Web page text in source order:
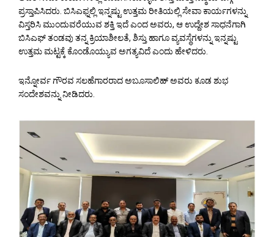
ಪ್ರಸ್ತಾಪಿಸಿದರು. ಬಿಸಿಎಫ್ನಲ್ಲಿ ಇನ್ನಷ್ಟು ಉತ್ತಮ ರೀತಿಯಲ್ಲಿ ಸೇವಾ ಕಾರ್ಯಗಳನ್ನು
ವಿಸ್ತರಿಸಿ ಮುಂದುವರೆಯುವ ಶಕ್ತಿ ಇದೆ ಎಂದ ಅವರು, ಆ ಉದ್ದೇಶ ಸಾಧನೆಗಾಗಿ
ಬಿಸಿಎಫ್ ತಂಡವು ತನ್ನ ಕ್ರಿಯಾಶೀಲತೆ, ಶಿಸ್ತು ಹಾಗೂ ವ್ಯವಸ್ಥೆಗಳನ್ನು ಇನ್ನಷ್ಟು
ಉತ್ತಮ ಮಟ್ಟಕ್ಕೆ ಕೊಂಡೊಯ್ಯುವ ಅಗತ್ಯವಿದೆ ಎಂದು ಹೇಳಿದರು.
ಇನ್ನೋರ್ವ ಗೌರವ ಸಲಹೆಗಾರರಾದ ಅಬೂಸಾಲಿಹ್ ಅವರು ಕೂಡ ಶುಭ
ಸಂದೇಶವನ್ನು ನೀಡಿದರು.